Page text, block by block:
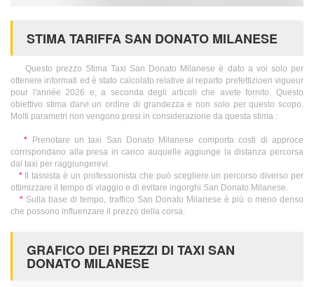
STIMA TARIFFA SAN DONATO MILANESE
Questo prezzo Stima Taxi San Donato Milanese è dato a voi solo per
ottenere informati ed è stato calcolato relative al reparto prefettizioen vigueur
pour l'année 2026 e, a seconda degli articoli che avete fornito. Questo
obiettivo stima darvi un ordine di grandezza e non solo per questo scopo.
Molti parametri non vengono presi in considerazione da questa stima :
* Prenotare un taxi San Donato Milanese comporta costi di approce
corrispondano alla presa in carico auquelle aggiunge la distanza percorsa
dal taxi per raggiungerevi.
*Il tassista è un professionista che può scegliere un percorso diverso per
ottimizzare il tempo di viaggio e di evitare ingorghi San Donato Milanese.
*Sulla base di tempo, traffico San Donato Milanese è più o meno denso
che possono influenzare il prezzo della corsa.
GRAFICO DEI PREZZI DI TAXI SAN
DONATO MILANESE